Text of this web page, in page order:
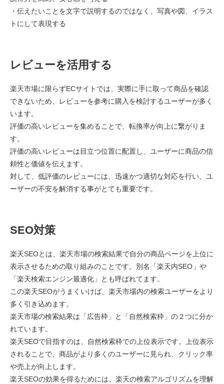
・伝えたいことを文字で説明するのではなく、写真や図、イラス
トにして表現する
レビューを活用する
楽天市場に限らずECサイトでは、実際に手に取って商品を確認
できないため、レビューを参考に購入を検討するユーザーが多く
います。
評価の高いレビューを集めることで、転換率が向上に繋がりま
す。
評価の高いレビューは目立つ位置に配置し、ユーザーに商品の信
頼性と価値を伝えます。
対して、低評価のレビューには、迅速かつ適切な対応を行い、ユ
ーザーの不安を解消する事がとても重要です。
SEO対策
楽天SEOとは、楽天市場の検索結果で自分の商品ページを上位に
表示させるための取り組みのことです。別名「楽天内SEO」や
「楽天検索エンジン最適化」とも呼ばれてます。
この楽天SEOがうまくいけば、楽天市場内の検索ユーザーをより
多く引き込めます。
楽天市場の検索結果は「広告枠」と「自然検索枠」の２つに分か
れています。
楽天SEOで目指すのは、自然検索枠での上位表示です。上位表示
されることで、商品がより多くのユーザーに見られ、クリック率
や売上が向上します。
楽天SEOの効果を得るためには、楽天の検索アルゴリズムを理解